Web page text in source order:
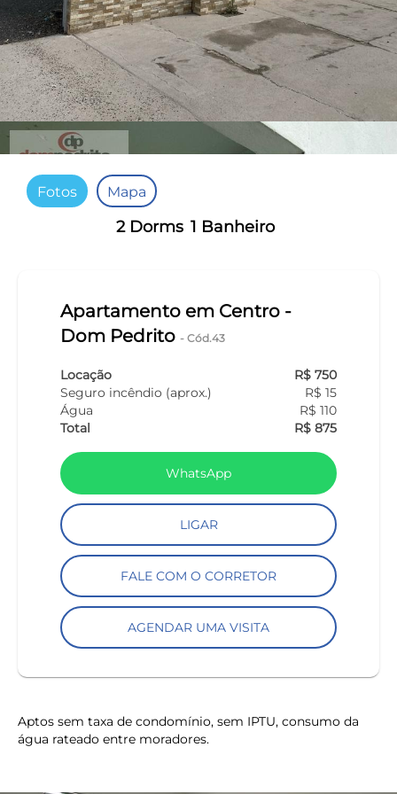
Fotos Mapa
2 Dorms 1 Banheiro
Apartamento em Centro -
Dom Pedrito - Cód.43
Locação
R$ 750
Seguro incêndio (aprox.)
R$ 15
Água
R$ 110
Total
R$ 875
WhatsApp
LIGAR
FALE COM O CORRETOR
AGENDAR UMA VISITA
Aptos sem taxa de condomínio, sem IPTU, consumo da
água rateado entre moradores.